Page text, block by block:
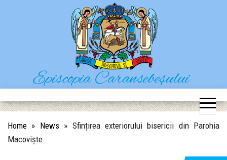
Episcopia Caransebeșului
Situl oficial al Episcopiei Caransebeșului
Home » News» Sfințirea exteriorului bisericii din Parohia
Macoviște